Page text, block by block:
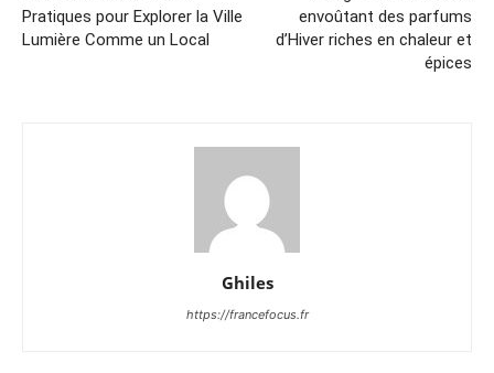
Pratiques pour Explorer la Ville
Lumière Comme un Local
envoûtant des parfums
d’Hiver riches en chaleur et
épices
Ghiles
https://francefocus.fr